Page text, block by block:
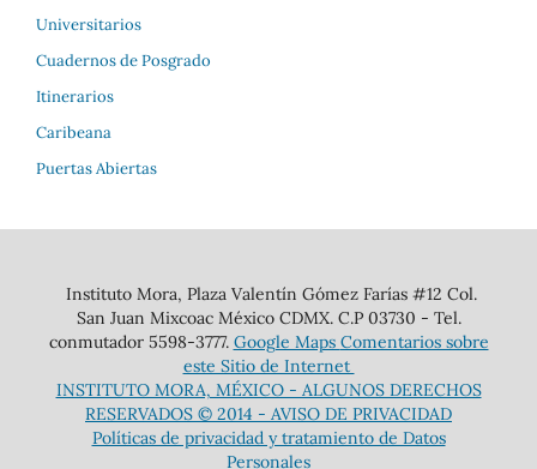
Universitarios
Cuadernos de Posgrado
Itinerarios
Caribeana
Puertas Abiertas
Instituto Mora, Plaza Valentín Gómez Farías #12 Col.
San Juan Mixcoac México CDMX. C.P 03730 - Tel.
conmutador 5598-3777. Google Maps Comentarios sobre
este Sitio de Internet
INSTITUTO MORA, MÉXICO - ALGUNOS DERECHOS
RESERVADOS © 2014 - AVISO DE PRIVACIDAD
Políticas de privacidad y tratamiento de Datos
Personales